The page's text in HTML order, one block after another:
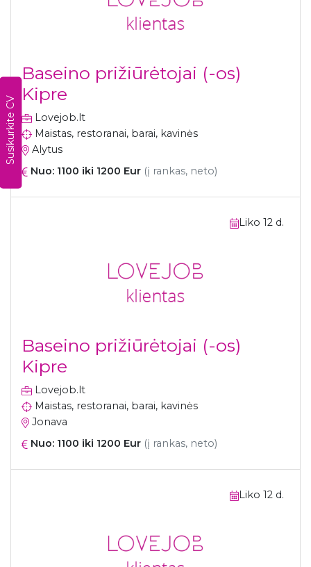
Susikurkite CV
Baseino prižiūrėtojai (-os)
Kipre
Lovejob.lt
Maistas, restoranai, barai, kavinės
Alytus
Nuo: 1100 iki 1200 Eur (į rankas, neto)
Liko 12 d.
Baseino prižiūrėtojai (-os)
Kipre
Lovejob.lt
Maistas, restoranai, barai, kavinės
Jonava
Nuo: 1100 iki 1200 Eur (į rankas, neto)
Liko 12 d.